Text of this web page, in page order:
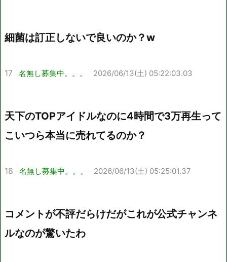
細菌は訂正しないで良いのか？w
17 名無し募集中。。。 2026/06/13(土) 05:22:03.03
天下のTOPアイドルなのに4時間で3万再生って
こいつら本当に売れてるのか？
18 名無し募集中。。。 2026/06/13(土) 05:25:01.37
コメントが不評だらけだがこれが公式チャンネ
ルなのが驚いたわ